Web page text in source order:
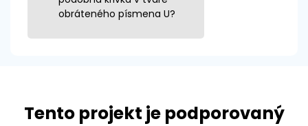
obráteného písmena U?
Tento projekt je podporovaný